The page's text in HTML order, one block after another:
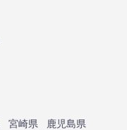
宮崎県
鹿児島県